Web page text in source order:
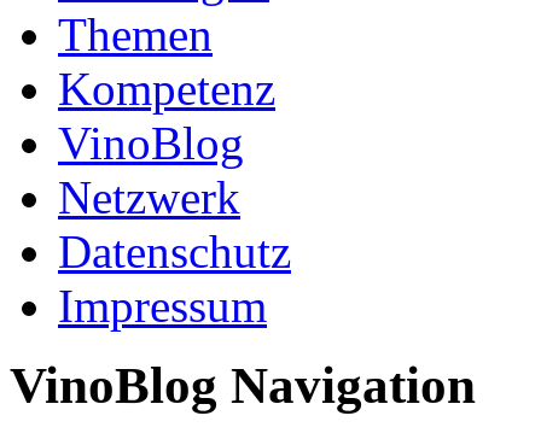
Themen
Kompetenz
VinoBlog
Netzwerk
Datenschutz
Impressum
VinoBlog Navigation